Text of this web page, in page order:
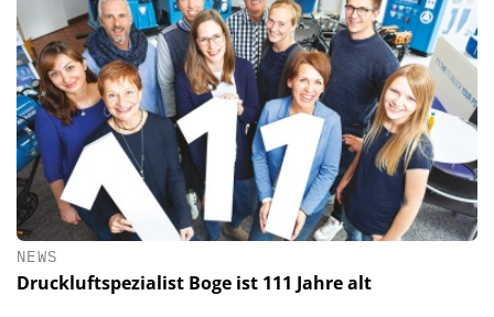
NEWS
Druckluftspezialist Boge ist 111 Jahre alt